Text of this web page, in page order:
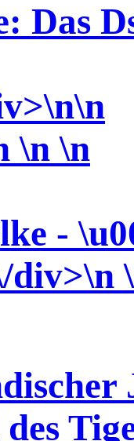
Das
\n\n
\n \n
-
div>\n